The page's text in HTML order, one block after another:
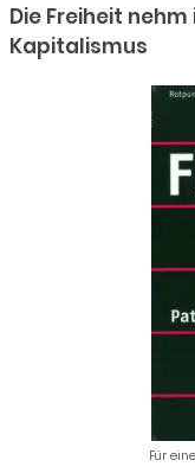
Die Freiheit nehm
Kapitalismus
Für